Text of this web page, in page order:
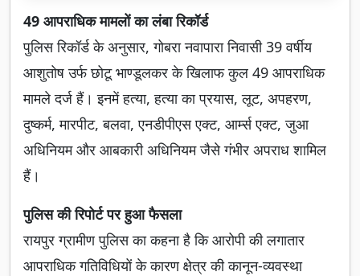
49 आपराधिक मामलों का लंबा रिकॉर्ड
पुलिस रिकॉर्ड के अनुसार, गोबरा नवापारा निवासी 39 वर्षीय
आशुतोष उर्फ छोटू भाण्डूलकर के खिलाफ कुल 49 आपराधिक
मामले दर्ज हैं। इनमें हत्या, हत्या का प्रयास, लूट, अपहरण,
दुष्कर्म, मारपीट, बलवा, एनडीपीएस एक्ट, आर्म्स एक्ट, जुआ
अधिनियम और आबकारी अधिनियम जैसे गंभीर अपराध शामिल
हैं।
पुलिस की रिपोर्ट पर हुआ फैसला
रायपुर ग्रामीण पुलिस का कहना है कि आरोपी की लगातार
आपराधिक गतिविधियों के कारण क्षेत्र की कानून-व्यवस्था